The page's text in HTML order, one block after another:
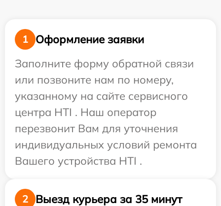
1
Оформление заявки
Заполните форму обратной связи
или позвоните нам по номеру,
указанному на сайте сервисного
центра HTI . Наш оператор
перезвонит Вам для уточнения
индивидуальных условий ремонта
Вашего устройства HTI .
2 Выезд курьера за 35 минут